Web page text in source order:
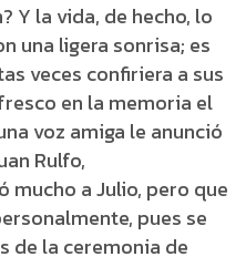
Y la vida, de hecho, lo
una ligera sonrisa; es
veces confiriera a sus
en la memoria el
voz amiga le anunció
Rulfo,
a Julio, pero que
pues se
de la ceremonia de